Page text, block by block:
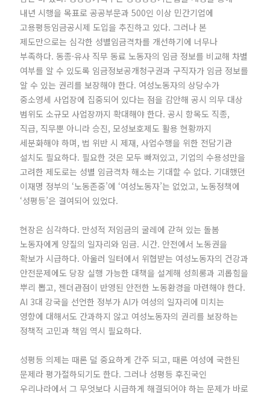
내년 시행을 목표로 공공부문과 500인 이상 민간기업에
고용평등임금공시제 도입을 추진하고 있다. 그러나 본
제도만으로는 심각한 성별임금격차를 개선하기에 너무나
부족하다. 동종·유사 직무 동료 노동자의 임금 정보를 비교해 차별
여부를 알 수 있도록 임금정보공개청구권과 구직자가 임금 정보를
알 수 있는 권리를 보장해야 한다. 여성노동자의 상당수가
중소영세 사업장에 집중되어 있다는 점을 감안해 공시 의무 대상
범위도 소규모 사업장까지 확대해야 한다. 공시 항목도 직종,
직급, 직무뿐 아니라 승진, 모성보호제도 활용 현황까지
세분화해야 하며, 법 위반 시 제재, 사업수행을 위한 전담기관
설치도 필요하다. 필요한 것은 모두 빠져있고, 기업의 수용성만을
고려한 제도로는 성별 임금격차 해소는 기대할 수 없다. 기대했던
이재명 정부의 ‘노동존중’에 ‘여성노동자’는 없었고, 노동정책에
‘성평등’은 결여되어 있었다.
현장은 심각하다. 만성적 저임금의 굴레에 갇혀 있는 돌봄
노동자에게 양질의 일자리와 임금. 시간. 안전에서 노동권을
확보가 시급하다. 아울러 일터에서 위협받는 여성노동자의 건강과
안전문제에도 당장 실행 가능한 대책을 설계해 성희롱과 괴롭힘을
뿌리 뽑고, 젠더관점이 반영된 안전한 노동환경을 마련해야 한다.
AI 3대 강국을 선언한 정부가 AI가 여성의 일자리에 미치는
영향에 대해서도 간과하지 않고 여성노동자의 권리를 보장하는
정책적 고민과 책임 역시 필요하다.
성평등 의제는 때론 덜 중요하게 간주 되고, 때론 여성에 국한된
문제라 평가절하되기도 한다. 그러나 성평등 후진국인
우리나라에서 그 무엇보다 시급하게 해결되어야 하는 문제가 바로